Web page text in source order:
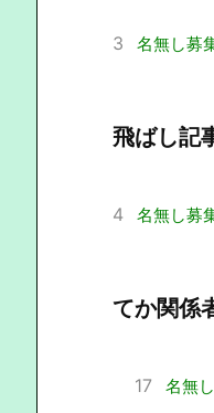
3 名無し募
飛ばし記
4 名無し募
てか関係
17 名無